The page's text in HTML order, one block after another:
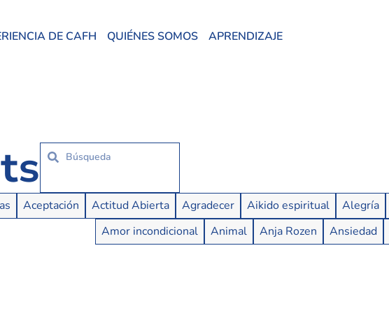
DE CAFH QUIÉNES SOMOS APRENDIZAJE
Aceptación Actitud Abierta Agradecer Aikido espiritual Alegría
Amor incondicional
Animal Anja Rozen Ansiedad